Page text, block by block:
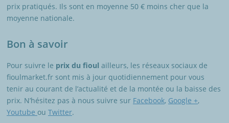
prix pratiqués. Ils sont en moyenne 50 € moins cher que la
moyenne nationale.
Bon à savoir
Pour suivre le prix du fioul ailleurs, les réseaux sociaux de
fioulmarket.fr sont mis à jour quotidiennement pour vous
tenir au courant de l’actualité et de la montée ou la baisse des
prix. N’hésitez pas à nous suivre sur Facebook, Google +,
Youtube ou Twitter.